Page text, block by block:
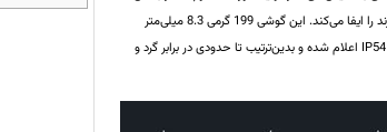
پایینی که در برخی شرایط مثل دریافت نوتیفیکیشن جدید روشن می‌شود حکم Glyph Light همیشگی این برند را ایفا می‌کند. این گوشی 199 گرمی 8.3 میلی‌متر
ضخامت داشته و طول و عرض آن نیز به‌تریتب 164 و 78 میلی‌متر اعلام شده است. استاندارد مقاومت بدنه IP54 اعلام شده و بدین‌ترتیب تا حدودی در برابر گرد و